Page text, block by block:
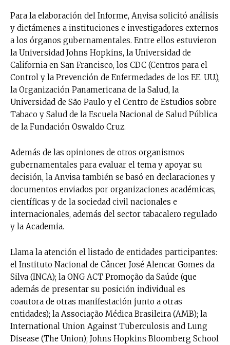
Para la elaboración del Informe, Anvisa solicitó análisis
y dictámenes a instituciones e investigadores externos
a los órganos gubernamentales. Entre ellos estuvieron
la Universidad Johns Hopkins, la Universidad de
California en San Francisco, los CDC (Centros para el
Control y la Prevención de Enfermedades de los EE. UU.),
la Organización Panamericana de la Salud, la
Universidad de São Paulo y el Centro de Estudios sobre
Tabaco y Salud de la Escuela Nacional de Salud Pública
de la Fundación Oswaldo Cruz.
Además de las opiniones de otros organismos
gubernamentales para evaluar el tema y apoyar su
decisión, la Anvisa también se basó en declaraciones y
documentos enviados por organizaciones académicas,
científicas y de la sociedad civil nacionales e
internacionales, además del sector tabacalero regulado
y la Academia.
Llama la atención el listado de entidades participantes:
el Instituto Nacional de Câncer José Alencar Gomes da
Silva (INCA); la ONG ACT Promoção da Saúde (que
además de presentar su posición individual es
coautora de otras manifestación junto a otras
entidades); la Associação Médica Brasileira (AMB); la
International Union Against Tuberculosis and Lung
Disease (The Union); Johns Hopkins Bloomberg School